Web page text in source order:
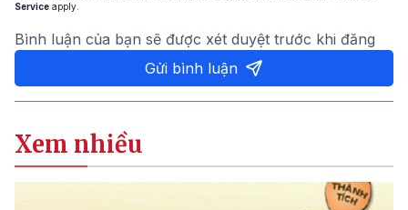
Service apply.
Bình luận của bạn sẽ được xét duyệt trước khi đăng
Gửi bình luận
Xem nhiều